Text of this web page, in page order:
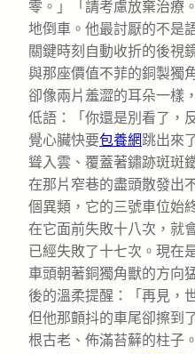
零。」「請考慮放棄治療
地倒車。他最討厭的不是
關鍵時刻自動收折的後視
與那座價值不菲的銅製獨
卻像兩片羞澀的耳朵一樣
低語：「你還是別看了，
覺心臟快要包養網跳出來
聳入雲、覆蓋著鏽跡斑斑
在那片窄巷的盡頭散發出
個異類，它的三號車位始
在它面前失敗十八次，就
已經失敗了十七次。現在
車頭朝著銅獨角獸的方向
後的溫柔提醒：「再見，
但他那顫抖的車尾卻擦到
根古老、佈滿苔蘚的柱子